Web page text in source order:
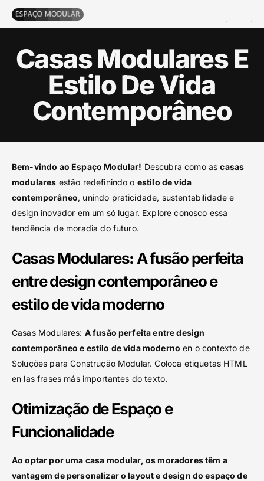
Casas Modulares E
Estilo De Vida
Contemporâneo
Bem-vindo ao Espaço Modular! Descubra como ascasas
modulares estão redefinindo o estilo de vida
contemporâneo, unindo praticidade, sustentabilidade e
design inovador em um só lugar. Explore conosco essa
tendência de moradia do futuro.
Casas Modulares: A fusão perfeita
entre design contemporâneo e
estilo de vida moderno
Casas Modulares: A fusão perfeita entre design
contemporâneo e estilo de vida moderno en o contexto de
Soluções para Construção Modular. Coloca etiquetas HTML
en las frases más importantes do texto.
Otimização de Espaço e
Funcionalidade
Ao optar por uma casa modular, os moradores têm a
vantagem de personalizar o layout e design do espaço de